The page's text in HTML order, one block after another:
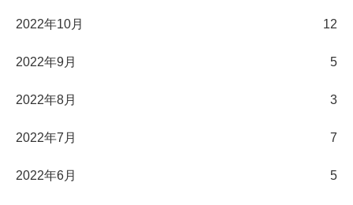
2022年10月 12
2022年9月 5
2022年8月 3
2022年7月 7
2022年6月 5